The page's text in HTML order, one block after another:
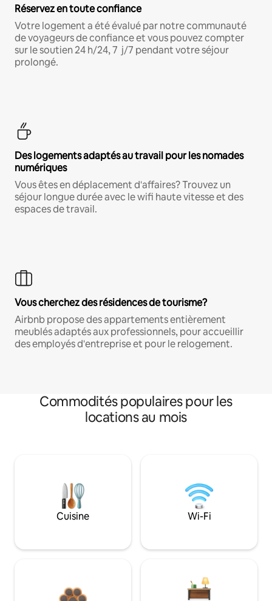
Réservez en toute confiance
Votre logement a été évalué par notre communauté
de voyageurs de confiance et vous pouvez compter
sur le soutien 24 h/24, 7 j/7 pendant votre séjour
prolongé.
Des logements adaptés au travail pour les nomades
numériques
Vous êtes en déplacement d'affaires? Trouvez un
séjour longue durée avec le wifi haute vitesse et des
espaces de travail.
Vous cherchez des résidences de tourisme?
Airbnb propose des appartements entièrement
meublés adaptés aux professionnels, pour accueillir
des employés d'entreprise et pour le relogement.
Commodités populaires pour les
locations au mois
Cuisine Wi-Fi